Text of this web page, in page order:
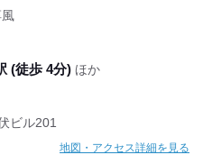
(徒歩 4分) ほか
ビル201
地図・アクセス詳細を見る